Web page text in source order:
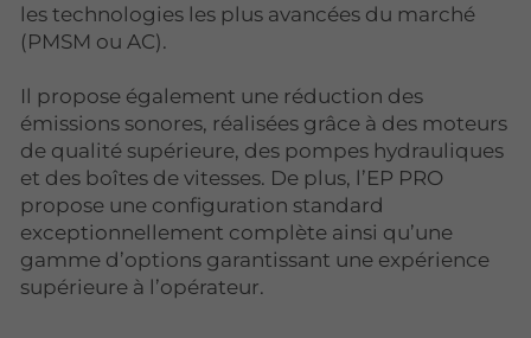
les technologies les plus avancées du marché
(PMSM ou AC).
Il propose également une réduction des
émissions sonores, réalisées grâce à des moteurs
de qualité supérieure, des pompes hydrauliques
et des boîtes de vitesses. De plus, l’EP PRO
propose une configuration standard
exceptionnellement complète ainsi qu’une
gamme d’options garantissant une expérience
supérieure à l’opérateur.